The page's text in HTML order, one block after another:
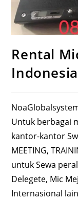
Rental
Indonesia
Untuk berbagai
kantor-kantor
MEETING,
untuk Sewa
Delegete, Mic
Internasional